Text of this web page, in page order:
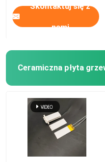
Skontaktuj się z
nami
Ceramiczna płyta